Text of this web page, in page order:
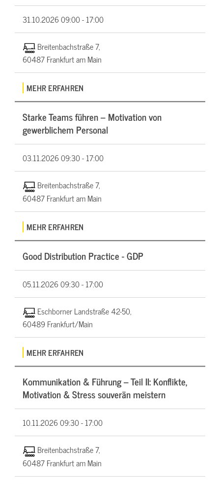
31.10.202609:00 - 17:00
Breitenbachstraße 7,
60487 Frankfurt am Main
MEHR ERFAHREN
Starke Teams führen – Motivation von
gewerblichem Personal
03.11.202609:30 - 17:00
Breitenbachstraße 7,
60487 Frankfurt am Main
MEHR ERFAHREN
Good Distribution Practice - GDP
05.11.202609:30 - 17:00
Eschborner Landstraße 42-50,
60489 Frankfurt/Main
MEHR ERFAHREN
Kommunikation & Führung – Teil II: Konflikte,
Motivation & Stress souverän meistern
10.11.202609:30 - 17:00
Breitenbachstraße 7,
60487 Frankfurt am Main